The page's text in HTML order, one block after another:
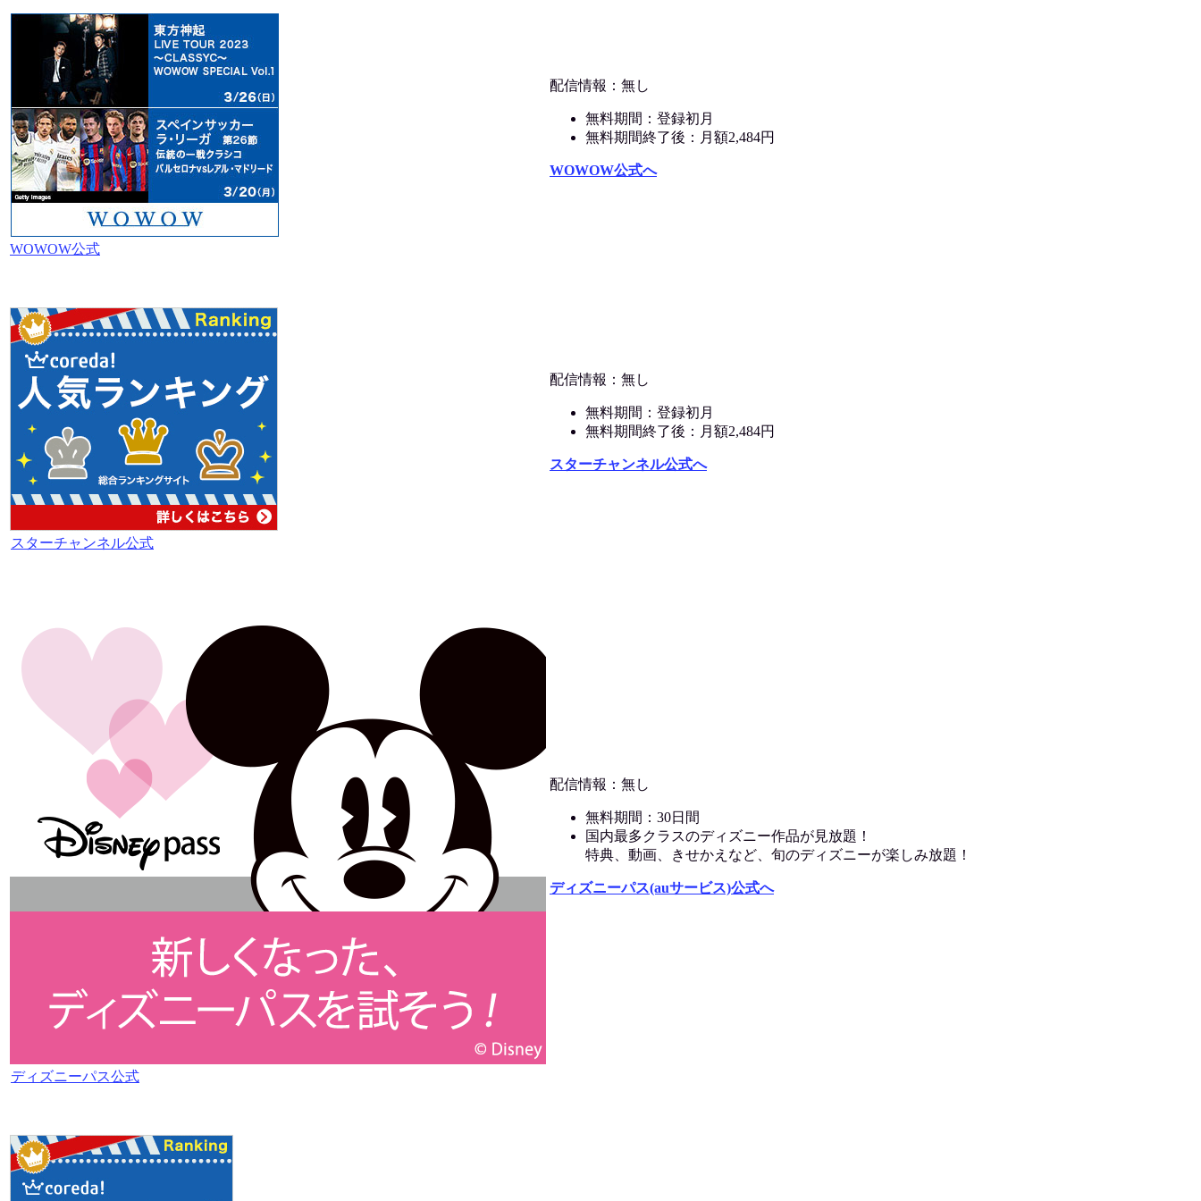
WOWOW公式
配信情報：無し
無料期間：登録初月
無料期間終了後：月額2,484円
WOWOW公式へ
スターチャンネル公式
配信情報：無し
無料期間：登録初月
無料期間終了後：月額2,484円
スターチャンネル公式へ
ディズニーパス公式
配信情報：無し
無料期間：30日間
国内最多クラスのディズニー作品が見放題！
特典、動画、きせかえなど、旬のディズニーが楽しみ放題！
ディズニーパス(auサービス)公式へ